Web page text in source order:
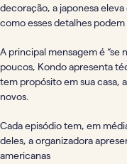
decoração, a japonesa
como esses detalhes
A principal mensagem é “se
poucos, Kondo apresenta
tem propósito em sua casa,
novos.
Cada episódio tem, em
deles, a organizadora
americanas